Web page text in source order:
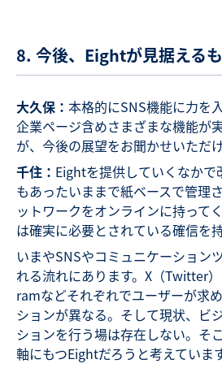
8. 今後、Eightが見据える
大久保： 本格的にSNS機能に力を
企業ページ含めさまざまな機能が
が、今後の展望をお聞かせいただ
千住： Eightを提供していくなかで
もあったいままで紙ベースで管理
ットワークをオンラインに持って
は確実に必要とされている確信を持
いまやSNSやコミュニケーション
れる流れにあります。X（Twitter
ramなどそれぞれでユーザーが求
ションが異なる。そして現状、ビ
ションを行う場は存在しない。そ
軸にもつEightだろうと考えています